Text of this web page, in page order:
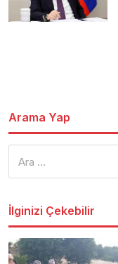
Arama Yap
İlginizi Çekebilir